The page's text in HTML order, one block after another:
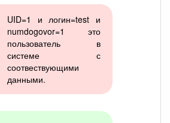
UID=1 и логин=test и
numdogovor=1 это
пользователь в
системе с
соотвествующими
данными.